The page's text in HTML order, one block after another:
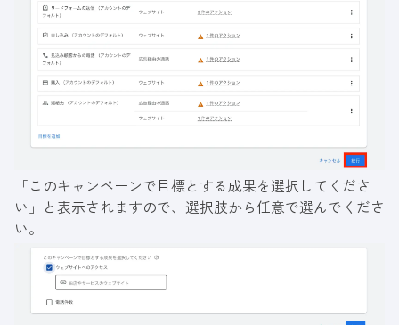
「このキャンペーンで目標とする成果を選択してくださ
い」と表示されますので、選択肢から任意で選んでくださ
い。